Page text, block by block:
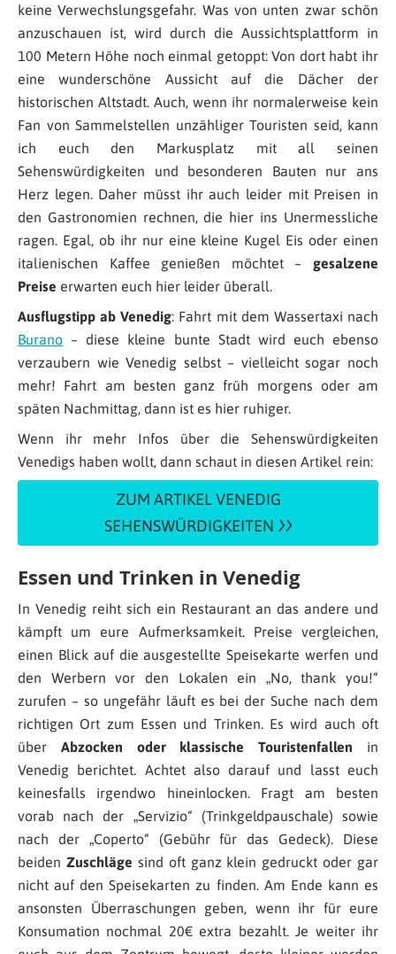
keine Verwechslungsgefahr. Was von unten zwar schön
anzuschauen ist, wird durch die Aussichtsplattform in
100 Metern Höhe noch einmal getoppt: Von dort habt ihr
eine wunderschöne Aussicht auf die Dächer der
historischen Altstadt. Auch, wenn ihr normalerweise kein
Fan von Sammelstellen unzähliger Touristen seid, kann
ich euch den Markusplatz mit all seinen
Sehenswürdigkeiten und besonderen Bauten nur ans
Herz legen. Daher müsst ihr auch leider mit Preisen in
den Gastronomien rechnen, die hier ins Unermessliche
ragen. Egal, ob ihr nur eine kleine Kugel Eis oder einen
italienischen Kaffee genießen möchtet – gesalzene
Preise erwarten euch hier leider überall.
Ausflugstipp ab Venedig: Fahrt mit dem Wassertaxi nach
Burano – diese kleine bunte Stadt wird euch ebenso
verzaubern wie Venedig selbst – vielleicht sogar noch
mehr! Fahrt am besten ganz früh morgens oder am
späten Nachmittag, dann ist es hier ruhiger.
Wenn ihr mehr Infos über die Sehenswürdigkeiten
Venedigs haben wollt, dann schaut in diesen Artikel rein:
ZUM ARTIKEL VENEDIG
SEHENSWÜRDIGKEITEN
Essen und Trinken in Venedig
In Venedig reiht sich ein Restaurant an das andere und
kämpft um eure Aufmerksamkeit. Preise vergleichen,
einen Blick auf die ausgestellte Speisekarte werfen und
den Werbern vor den Lokalen ein „No, thank you!“
zurufen – so ungefähr läuft es bei der Suche nach dem
richtigen Ort zum Essen und Trinken. Es wird auch oft
über Abzocken oder klassische Touristenfallen in
Venedig berichtet. Achtet also darauf und lasst euch
keinesfalls irgendwo hineinlocken. Fragt am besten
vorab nach der „Servizio“ (Trinkgeldpauschale) sowie
nach der „Coperto“ (Gebühr für das Gedeck). Diese
beiden Zuschläge sind oft ganz klein gedruckt oder gar
nicht auf den Speisekarten zu finden. Am Ende kann es
ansonsten Überraschungen geben, wenn ihr für eure
Konsumation nochmal 20€ extra bezahlt. Je weiter ihr